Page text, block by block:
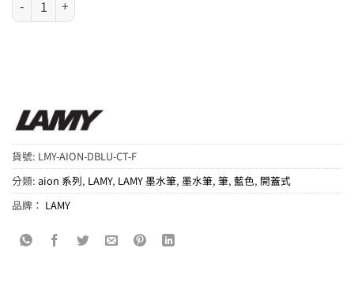
貨號: LMY-AION-DBLU-CT-F
分類: aion 系列, LAMY, LAMY 墨水筆, 墨水筆, 筆, 藍色, 開蓋式
品牌： LAMY